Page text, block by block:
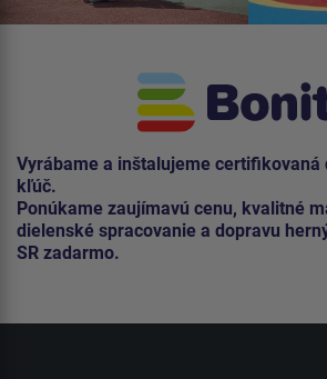
Vyrábame a inštalujeme certifikovaná
kľúč.
Ponúkame zaujímavú cenu, kvalitné
dielenské spracovanie a dopravu
SR zadarmo.